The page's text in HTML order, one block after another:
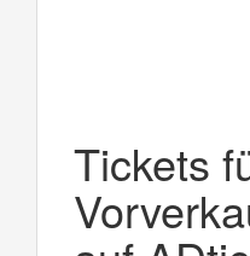
Tickets